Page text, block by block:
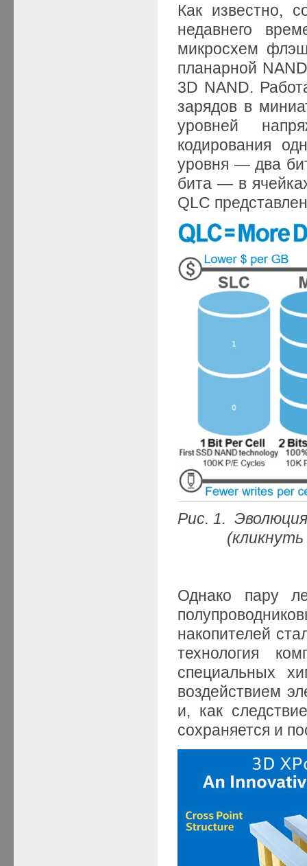
Как известно,
недавнего
микросхем
планарной
3D NAND.
зарядов в
уровней
кодирования
уровня — два
бита — в
QLC
Рис. 1.
(кликнуть
Однако пару
накопителей
технология
специальных
воздействием
и, как
сохраняется и